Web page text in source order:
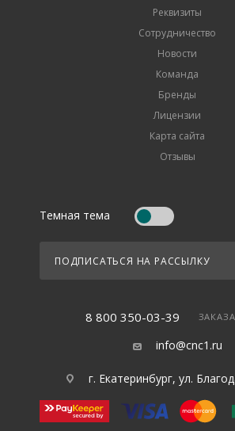
Реквизиты
Сотрудничество
Новости
Команда
Бренды
Лицензии
Карта сайта
Отзывы
Темная тема
ПОДПИСАТЬСЯ НА РАССЫЛКУ
8 800 350-03-39
info@cnc1.ru
г. Екатеринбург, ул.